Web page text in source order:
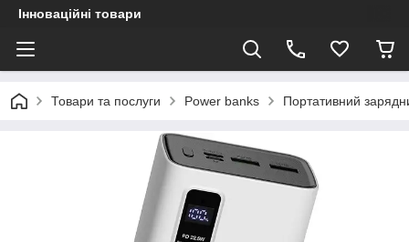
Інноваційні товари
Товари та послуги Power banks Портативний